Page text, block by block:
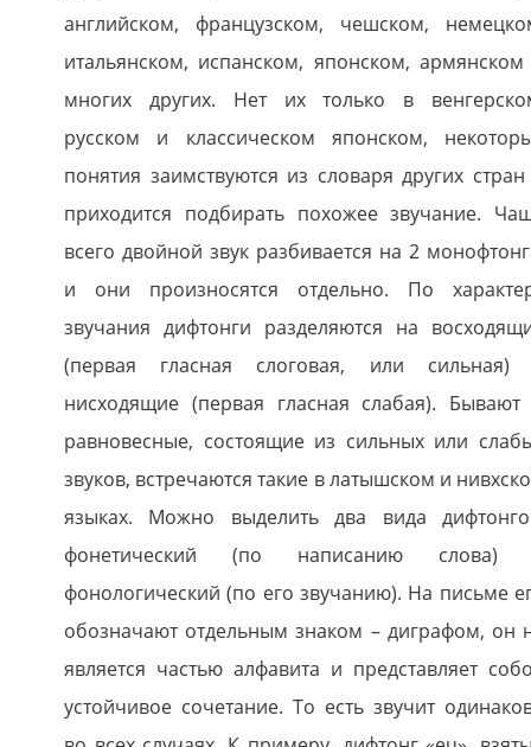
английском, французском, чешском,
итальянском, испанском, японском,
многих других. Нет их только в
русском и классическом японском,
понятия заимствуются из словаря других
приходится подбирать похожее звучание.
всего двойной звук разбивается на 2
и они произносятся отдельно. По
звучания дифтонги разделяются на
(первая гласная слоговая, или сильная)
нисходящие (первая гласная слабая).
равновесные, состоящие из сильных или
звуков, встречаются такие в латышском и
языках. Можно выделить два вида
фонетический (по написанию слова)
фонологический (по его звучанию). На письме
обозначают отдельным знаком – диграфом, он
является частью алфавита и представляет
устойчивое сочетание. То есть звучит